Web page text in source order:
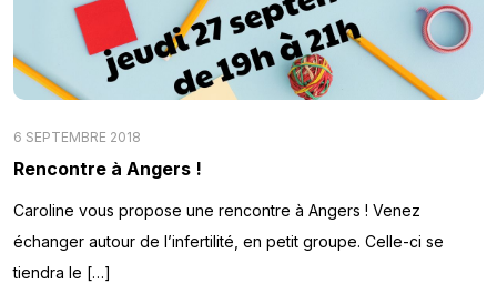
6 SEPTEMBRE 2018
Rencontre à Angers !
Caroline vous propose une rencontre à Angers ! Venez
échanger autour de l’infertilité, en petit groupe. Celle-ci se
tiendra le […]